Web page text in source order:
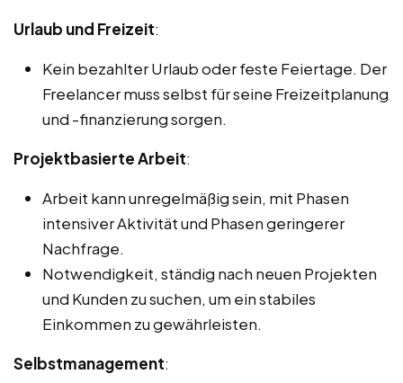
Urlaub und Freizeit:
Kein bezahlter Urlaub oder feste Feiertage. Der
Freelancer muss selbst für seine Freizeitplanung
und -finanzierung sorgen.
Projektbasierte Arbeit:
Arbeit kann unregelmäßig sein, mit Phasen
intensiver Aktivität und Phasen geringerer
Nachfrage.
Notwendigkeit, ständig nach neuen Projekten
und Kunden zu suchen, um ein stabiles
Einkommen zu gewährleisten.
Selbstmanagement: